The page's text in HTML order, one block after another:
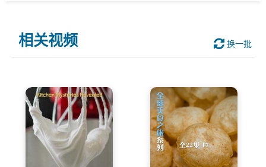
相关视频 换一批